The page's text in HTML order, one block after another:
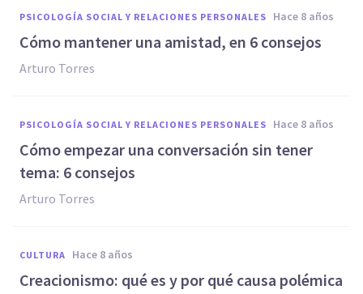
PSICOLOGÍA SOCIAL Y RELACIONES PERSONALES hace 8 años
Cómo mantener una amistad, en 6 consejos
Arturo Torres
PSICOLOGÍA SOCIAL Y RELACIONES PERSONALES hace 8 años
Cómo empezar una conversación sin tener
tema: 6 consejos
Arturo Torres
CULTURA hace 8 años
Creacionismo: qué es y por qué causa polémica